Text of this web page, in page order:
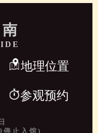
地理位置
参观预约
止入馆)